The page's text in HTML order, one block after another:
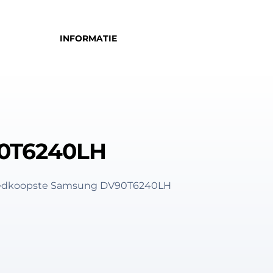
INFORMATIE
Samsung DV90T6240LH